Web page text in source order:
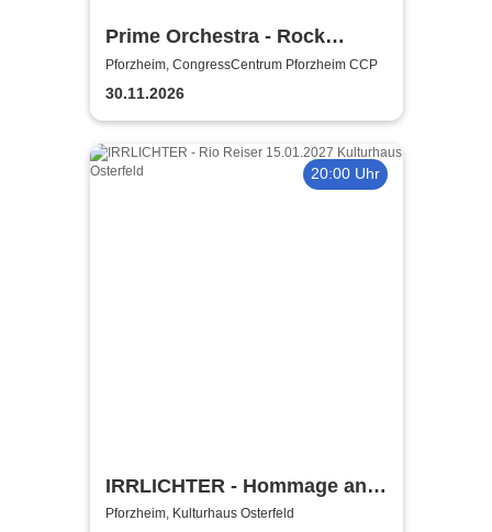
Prime Orchestra - Rock
Sympho Show
Pforzheim, CongressCentrum Pforzheim CCP
30.11.2026
20:00 Uhr
IRRLICHTER - Hommage an
Rio Reiser
Pforzheim, Kulturhaus Osterfeld